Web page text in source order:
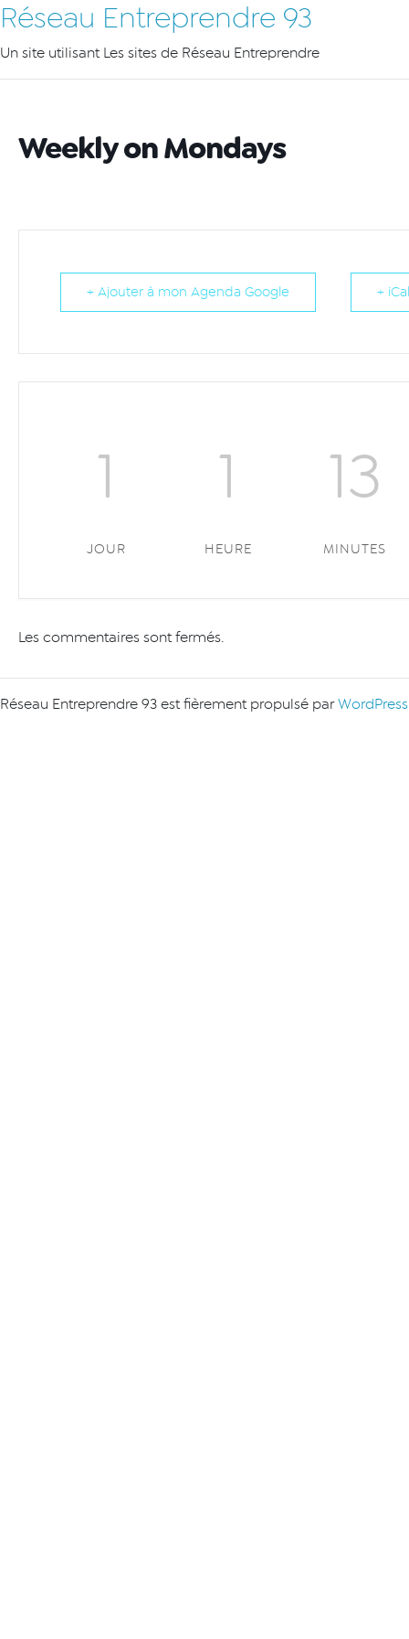
Réseau Entreprendre 93
Un site utilisant Les sites de Réseau Entreprendre
Weekly on Mondays
+ Ajouter à mon Agenda Google +
1
JOUR
1
HEURE
13
MINUTES
Les commentaires sont fermés.
Réseau Entreprendre 93 est fièrement propulsé parWordPress